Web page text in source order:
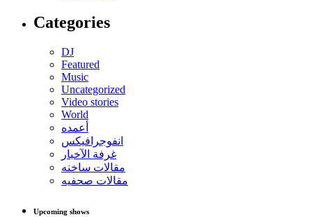
Categories
DJ
Featured
Music
Uncategorized
Video stories
World
أعمده
انفوجرافيكس
غرفة الآخبار
مقالات ساخنه
مقالات صحفيه
Upcoming shows